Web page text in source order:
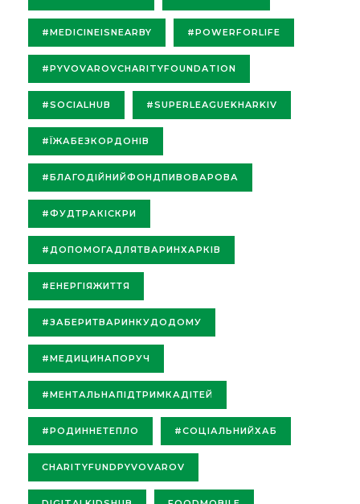
#MEDICINEISNEARBY #POWERFORLIFE
#PYVOVAROVCHARITYFOUNDATION
#SOCIALHUB #SUPERLEAGUEKHARKIV
#ЇЖАБЕЗКОРДОНІВ
#БЛАГОДІЙНИЙФОНДПИВОВАРОВА
#ФУДТРАКІСКРИ
#ДОПОМОГАДЛЯТВАРИНХАРКІВ
#ЕНЕРГІЯЖИТТЯ
#ЗАБЕРИТВАРИНКУДОДОМУ
#МЕДИЦИНАПОРУЧ
#МЕНТАЛЬНАПІДТРИМКАДІТЕЙ
#РОДИННЕТЕПЛО #СОЦІАЛЬНИЙХАБ
CHARITYFUNDPYVOVAROV